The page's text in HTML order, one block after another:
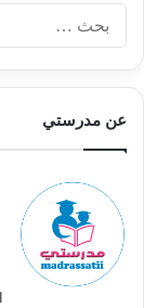
عن مدرستي